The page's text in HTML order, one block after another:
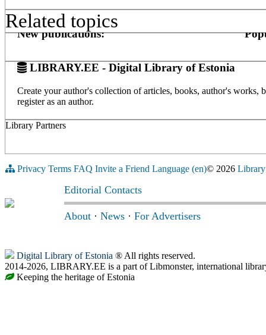
Related topics
New publications:
LIBRARY.EE - Digital Library of Estonia
Create your author's collection of articles, books, author's
register as an author.
Library Partners
Privacy Terms FAQ Invite a Friend Language (en)© 2026
Editorial Contacts
About · News · For Advertisers
Digital Library of Estonia ® All rights reserved.
2014-2026, LIBRARY.EE is a part of Libmonster, international
Keeping the heritage of Estonia